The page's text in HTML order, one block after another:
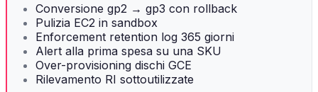
Conversione gp2 → gp3 con rollback
Pulizia EC2 in sandbox
Enforcement retention log 365 giorni
Alert alla prima spesa su una SKU
Over-provisioning dischi GCE
Rilevamento RI sottoutilizzate